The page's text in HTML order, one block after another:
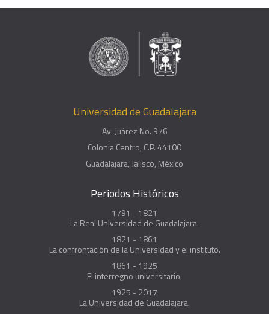
Universidad de Guadalajara
Av. Juárez No. 976
Colonia Centro, C.P. 44100
Guadalajara, Jalisco, México
Periodos Históricos
1791 - 1821
La Real Universidad de Guadalajara.
1821 - 1861
La confrontación de la Universidad y el instituto.
1861 - 1925
El interregno universitario.
1925 - 2017
La Universidad de Guadalajara.